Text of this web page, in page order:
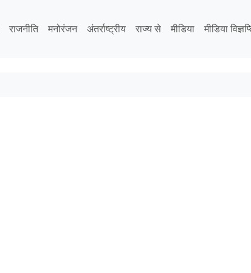
राजनीति मनोरंजन अंतर्राष्ट्रीय राज्य से मीडिया मीडिया